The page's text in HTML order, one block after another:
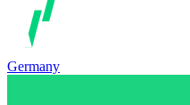
Germany